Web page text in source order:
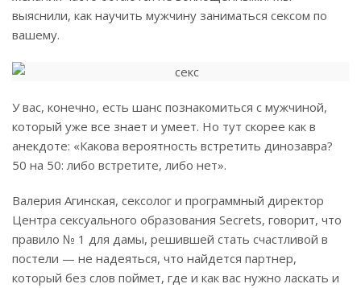
выяснили, как научить мужчину заниматься сексом по
вашему.
У вас, конечно, есть шанс познакомиться с мужчиной,
который уже все знает и умеет. Но тут скорее как в
анекдоте: «Какова вероятность встретить динозавра?
50 на 50: либо встретите, либо нет».
Валерия Агинская, сексолог и программный директор
Центра сексуального образования Secrets, говорит, что
правило № 1 для дамы, решившей стать счастливой в
постели — не надеяться, что найдется партнер,
который без слов поймет, где и как вас нужно ласкать и